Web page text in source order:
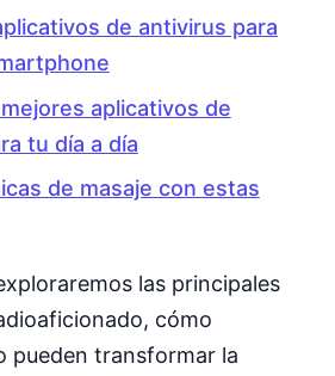
de antivirus para
aplicativos de
tu día a día
de masaje con estas
las principales
cómo
pueden transformar la